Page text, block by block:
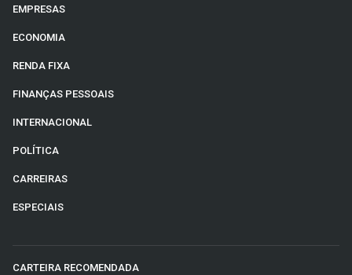
EMPRESAS
ECONOMIA
RENDA FIXA
FINANÇAS PESSOAIS
INTERNACIONAL
POLÍTICA
CARREIRAS
ESPECIAIS
CARTEIRA RECOMENDADA